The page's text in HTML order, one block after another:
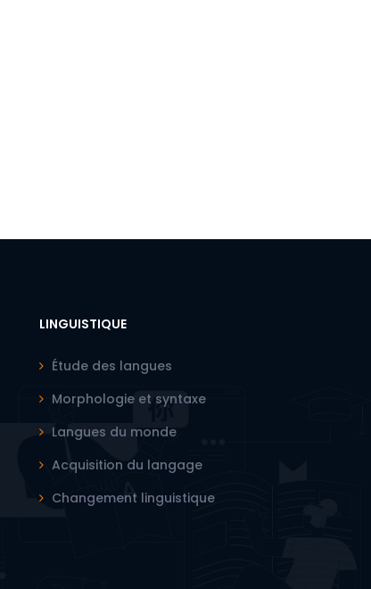
LINGUISTIQUE
Étude des langues
Morphologie et syntaxe
Langues du monde
Acquisition du langage
Changement linguistique